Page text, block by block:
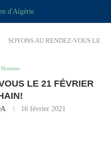
SOYONS AU RENDEZ-VOUS LE
LE 21 FÉVRIER
16 février 2021